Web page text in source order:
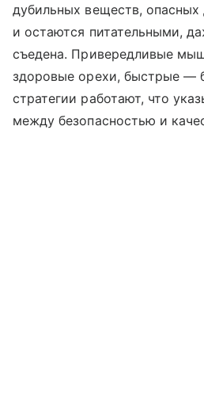
дубильных веществ, опасных
и остаются питательными,
съедена. Привередливые
здоровые орехи, быстрые —
стратегии работают, что
между безопасностью и